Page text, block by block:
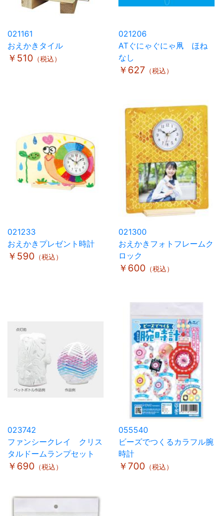
021161
おえかきタイル
￥510 （税込）
021206
ATぐにゃぐにゃ凧 ほね
なし
￥627 （税込）
021233
おえかきプレゼント時計
￥590 （税込）
021300
おえかきフォトフレームク
ロック
￥600 （税込）
023742
ファンシークレイ クリス
タルドームランプセット
￥690 （税込）
055540
ビーズでつくるカラフル腕
時計
￥700 （税込）